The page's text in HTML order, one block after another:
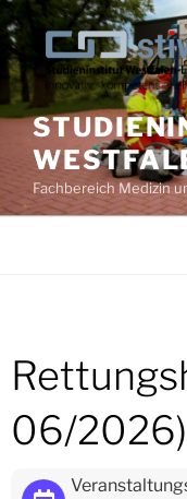
Zum
Inhalt
springen
Fachbereich Medizin
06/2026)